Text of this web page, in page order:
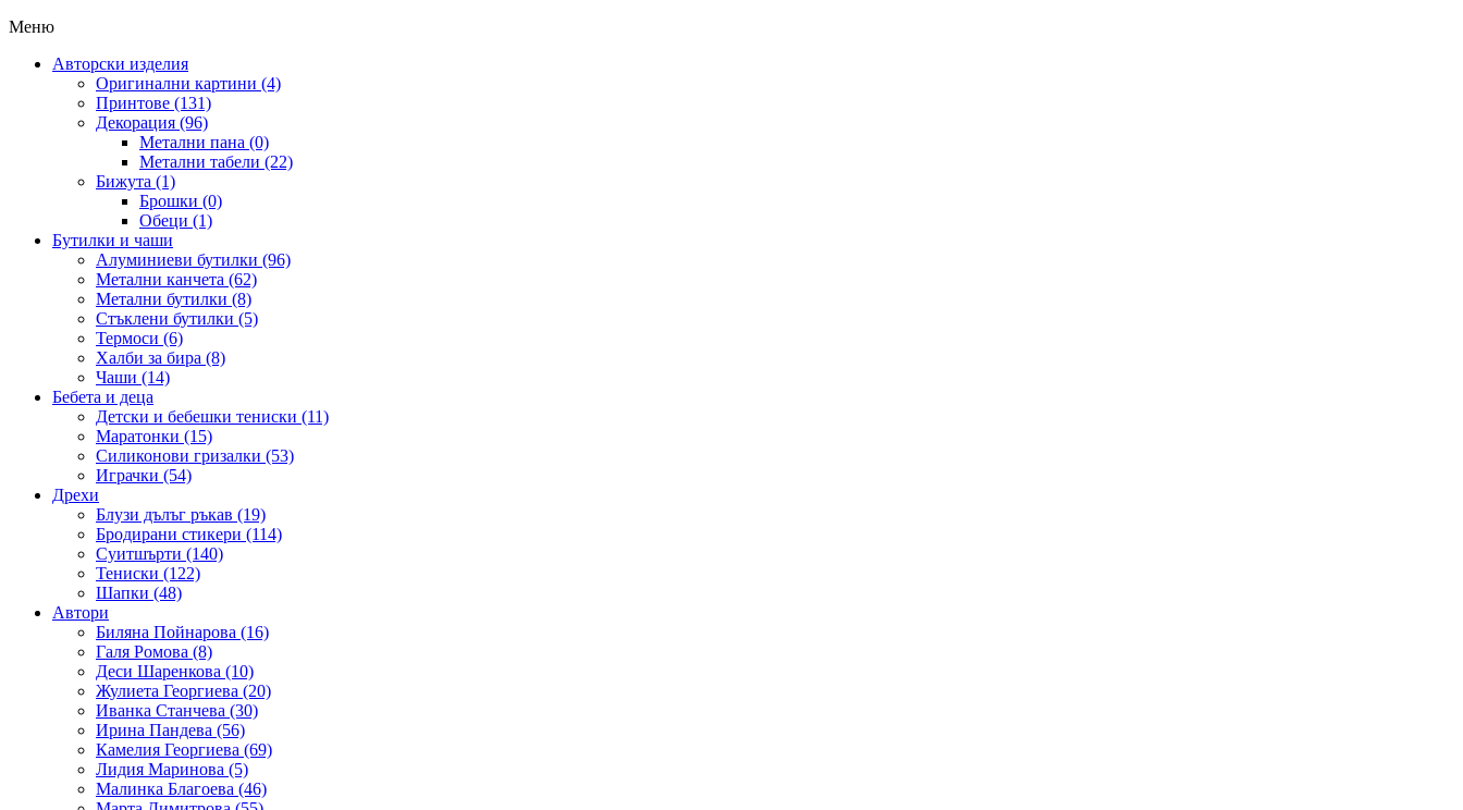
Меню
Авторски изделия
Оригинални картини (4)
Принтове (131)
Декорация (96)
Метални пана (0)
Метални табели (22)
Бижута (1)
Брошки (0)
Обеци (1)
Бутилки и чаши
Алуминиеви бутилки (96)
Метални канчета (62)
Метални бутилки (8)
Стъклени бутилки (5)
Термоси (6)
Халби за бира (8)
Чаши (14)
Бебета и деца
Детски и бебешки тениски (11)
Маратонки (15)
Силиконови гризалки (53)
Играчки (54)
Дрехи
Блузи дълъг ръкав (19)
Бродирани стикери (114)
Суитшърти (140)
Тениски (122)
Шапки (48)
Автори
Биляна Пойнарова (16)
Галя Ромова (8)
Деси Шаренкова (10)
Жулиета Георгиева (20)
Иванка Станчева (30)
Ирина Пандева (56)
Камелия Георгиева (69)
Лидия Маринова (5)
Малинка Благоева (46)